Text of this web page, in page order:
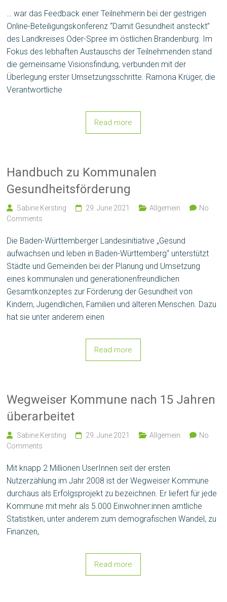
… war das Feedback einer Teilnehmerin bei der gestrigen
Online-Beteiligungskonferenz “Damit Gesundheit ansteckt”
des Landkreises Oder-Spree im östlichen Brandenburg. Im
Fokus des lebhaften Austauschs der Teilnehmenden stand
die gemeinsame Visionsfindung, verbunden mit der
Überlegung erster Umsetzungsschritte. Ramona Krüger, die
Verantwortliche
Read more
Handbuch zu Kommunalen
Gesundheitsförderung
Sabine Kersting 29. June 2021 Allgemein
No
Comments
Die Baden-Württemberger Landesinitiative „Gesund
aufwachsen und leben in Baden-Württemberg“ unterstützt
Städte und Gemeinden bei der Planung und Umsetzung
eines kommunalen und generationenfreundlichen
Gesamtkonzeptes zur Förderung der Gesundheit von
Kindern, Jugendlichen, Familien und älteren Menschen. Dazu
hat sie unter anderem einen
Read more
Wegweiser Kommune nach 15 Jahren
überarbeitet
Sabine Kersting 29. June 2021 Allgemein
No
Comments
Mit knapp 2 Millionen UserInnen seit der ersten
Nutzerzählung im Jahr 2008 ist der Wegweiser Kommune
durchaus als Erfolgsprojekt zu bezeichnen. Er liefert für jede
Kommune mit mehr als 5.000 Einwohner:innen amtliche
Statistiken, unter anderem zum demografischen Wandel, zu
Finanzen,
Read more